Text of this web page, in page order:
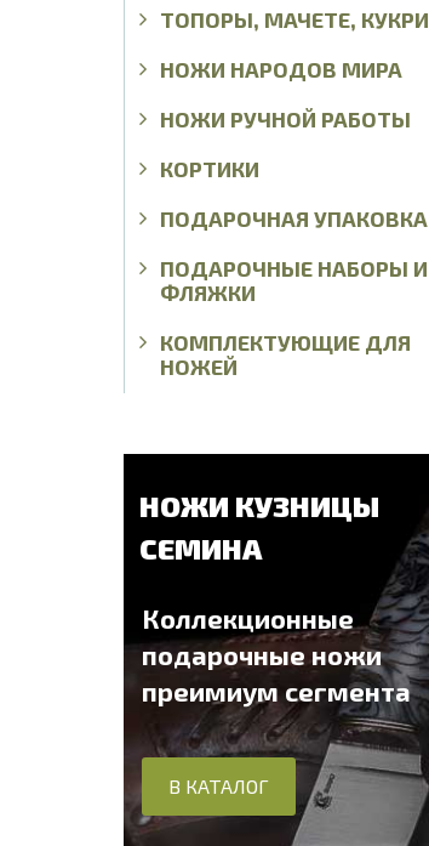
ТОПОРЫ, МАЧЕТЕ, КУКРИ
НОЖИ НАРОДОВ МИРА
НОЖИ РУЧНОЙ РАБОТЫ
КОРТИКИ
ПОДАРОЧНАЯ УПАКОВКА
ПОДАРОЧНЫЕ НАБОРЫ И
ФЛЯЖКИ
КОМПЛЕКТУЮЩИЕ ДЛЯ
НОЖЕЙ
НОЖИ КУЗНИЦЫ
СЕМИНА
Коллекционные
подарочные ножи
преимиум сегмента
В КАТАЛОГ